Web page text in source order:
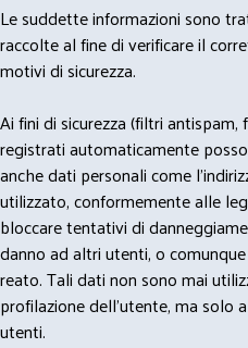
Le suddette informazioni sono
raccolte al fine di verificare il
motivi di sicurezza.
Ai fini di sicurezza (filtri
registrati automaticamente
anche dati personali come
utilizzato, conformemente alle
bloccare tentativi di
danno ad altri utenti, o
reato. Tali dati non sono mai
profilazione dell'utente, ma solo
utenti.